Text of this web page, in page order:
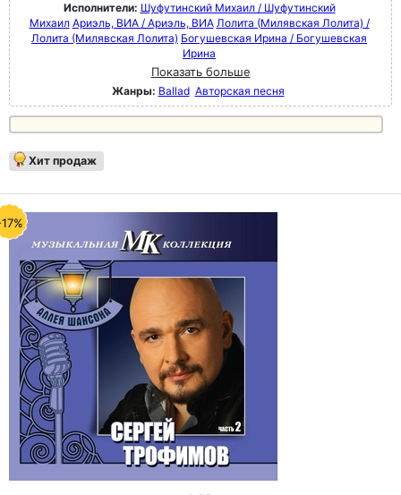
Исполнители: Шуфутинский Михаил / Шуфутинский
Михаил Ариэль, ВИА / Ариэль, ВИА Лолита (Милявская Лолита) /
Лолита (Милявская Лолита) Богушевская Ирина / Богушевская
Ирина
Показать больше
Жанры: Ballad Авторская песня
Хит продаж